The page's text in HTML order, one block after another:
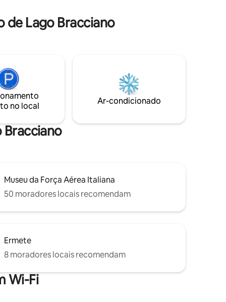
ha...
intimista e verdadeiramente
inesquecível. Estacionamento privativo
disponível no jardim do condomínio.
Lago Bracciano
no local
Ar-condicionado
Museu da Força Aérea Italiana
50 moradores locais recomendam
Ermete
8 moradores locais recomendam
Wi-Fi